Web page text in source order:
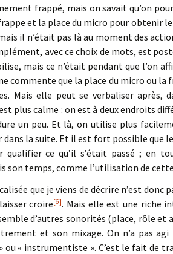
frappé, mais on savait qu’on
et la place du micro pour obtenir
il n’était pas là au moment des
avec ce choix de mots, est
mais ce n’était pendant que l’on
commente que la place du micro ou la
Mais elle peut se verbaliser après,
plus calme : on est à deux endroits
un peu. Et là, on utilise plus
la suite. Et il est fort possible que
qualifier ce qu’il s’était passé ; en
son temps, comme l’utilisation de
que je viens de décrire n’est
croire[6]. Mais elle est une riche
d’autres sonorités (place, rôle
et son mixage. On n’a pas
ou « instrumentiste ». C’est le fait de